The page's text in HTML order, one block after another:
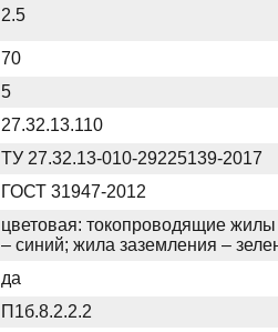
2.5
70
5
27.32.13.110
ТУ 27.32.13-010-29225139-2017
ГОСТ 31947-2012
цветовая: токопроводящие
– синий; жила заземления –
да
П1б.8.2.2.2